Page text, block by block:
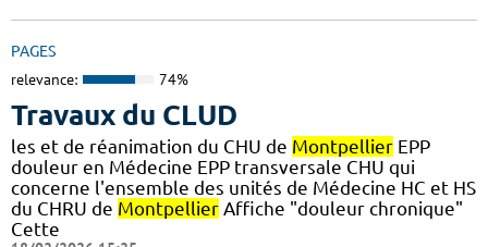
PAGES
relevance: 74%
Travaux du CLUD
les et de réanimation du CHU de Montpellier EPP
douleur en Médecine EPP transversale CHU qui
concerne l'ensemble des unités de Médecine HC et HS
du CHRU de Montpellier Affiche "douleur chronique"
Cette